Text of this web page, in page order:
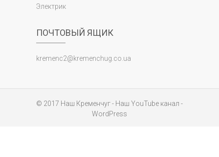
Электрик
ПОЧТОВЫЙ ЯЩИК
kremenc2@kremenchug.co.ua
© 2017 Наш Кременчуг- Наш YouTube канал -
WordPress